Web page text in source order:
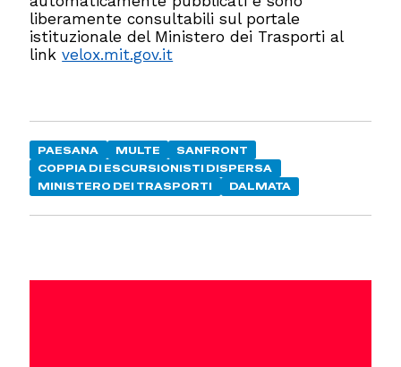
liberamente consultabili sul portale
istituzionale del Ministero dei Trasporti al
linkvelox.mit.gov.it
PAESANA MULTE
SANFRONT
COPPIA DI ESCURSIONISTI DISPERSA
MINISTERO DEI TRASPORTI
DALMATA